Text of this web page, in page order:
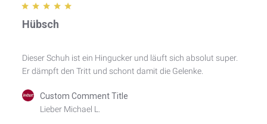
Hübsch
Dieser Schuh ist ein Hingucker und läuft sich absolut super.
Er dämpft den Tritt und schont damit die Gelenke.
Comments
Custom Comment Title
Lieber Michael L.